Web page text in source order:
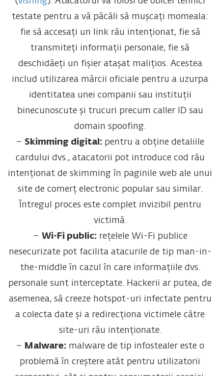
testate pentru a vă păcăli să mușcați momeala:
fie să accesați un link rău intenționat, fie să
transmiteți informații personale, fie să
deschidăeți un fișier atașat malițios. Acestea
includ utilizarea mărcii oficiale pentru a uzurpa
identitatea unei companii sau instituții
binecunoscute și trucuri precum caller ID sau
domain spoofing.
– Skimming digital: pentru a obține detaliile
cardului dvs., atacatorii pot introduce cod rău
intenționat de skimming în paginile web ale unui
site de comerț electronic popular sau similar.
Întregul proces este complet invizibil pentru
victimă.
– Wi-Fi public: rețelele Wi-Fi publice
nesecurizate pot facilita atacurile de tip man-in-
the-middle în cazul în care informațiile dvs.
personale sunt interceptate. Hackerii ar putea, de
asemenea, să creeze hotspot-uri infectate pentru
a colecta date și a redirecționa victimele către
site-uri rău intenționate.
–
Malware: malware de tip infostealer este o
problemă în creștere atât pentru utilizatorii